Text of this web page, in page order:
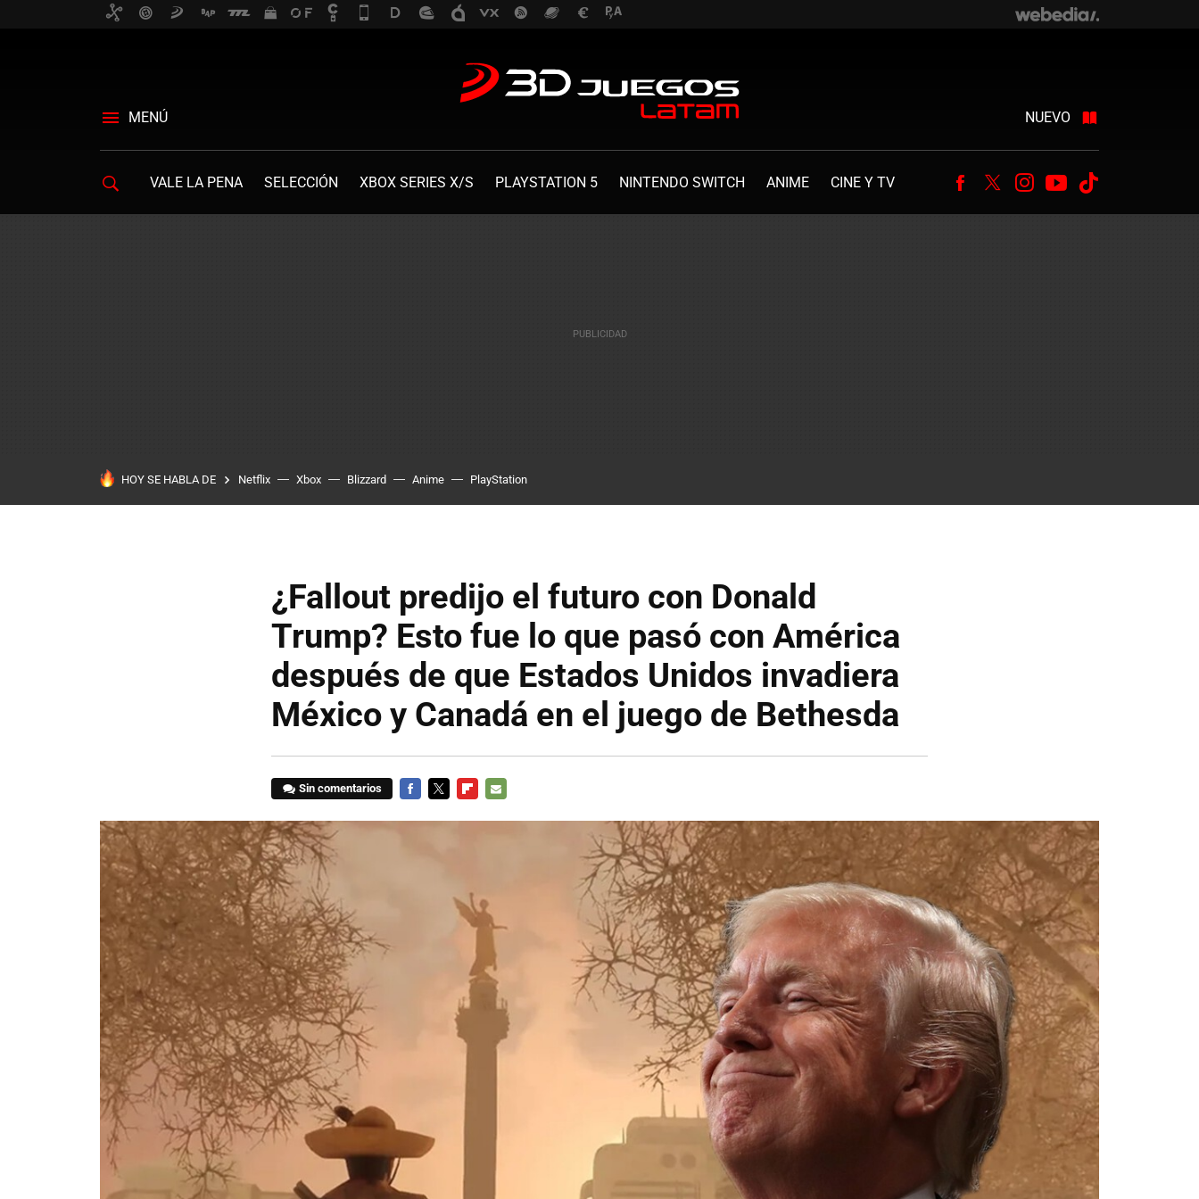
MENÚ NUEVO
VALE LA PENA SELECCIÓN XBOX SERIES X/S PLAYSTATION 5 NINTENDO SWITCH ANIME CINE Y TV Facebook
TwitterInstagram
Youtube
HOY SE HABLA DE Netflix Xbox Blizzard Anime PlayStation
¿Fallout predijo el futuro con Donald
Trump? Esto fue lo que pasó con América
después de que Estados Unidos invadiera
México y Canadá en el juego de Bethesda
Sin comentarios